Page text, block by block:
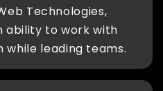
Technologies,
ability to work with
while leading teams.